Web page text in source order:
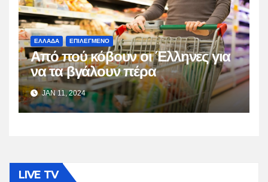
ΕΛΛΑΔΑ ΕΠΙΛΕΓΜΕΝΟ
Από πού κόβουν οι Έλληνες για
να τα βγάλουν πέρα
JAN 11, 2024
LIVE TV